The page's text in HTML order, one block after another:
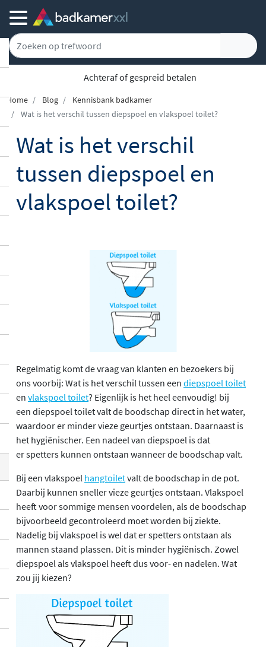
Achteraf of gespreid betalen
Home Blog
Kennisbank badkamer
Wat is het verschil tussen diepspoel en vlakspoel toilet?
Wat is het verschil
tussen diepspoel en
vlakspoel toilet?
Regelmatig komt de vraag van klanten en bezoekers bij
ons voorbij: Wat is het verschil tussen een diepspoel toilet
en vlakspoel toilet? Eigenlijk is het heel eenvoudig! bij
een diepspoel toilet valt de boodschap direct in het water,
waardoor er minder vieze geurtjes ontstaan. Daarnaast is
het hygiënischer. Een nadeel van diepspoel is dat
er spetters kunnen ontstaan wanneer de boodschap valt.
Bij een vlakspoel hangtoiletvalt de boodschap in de pot.
Daarbij kunnen sneller vieze geurtjes ontstaan. Vlakspoel
heeft voor sommige mensen voordelen, als de boodschap
bijvoorbeeld gecontroleerd moet worden bij ziekte.
Nadelig bij vlakspoel is wel dat er spetters ontstaan als
mannen staand plassen. Dit is minder hygiënisch. Zowel
diepspoel als vlakspoel heeft dus voor- en nadelen. Wat
zou jij kiezen?